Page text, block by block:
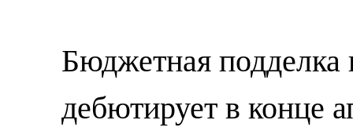
Бюджетная подделка
дебютирует в конце